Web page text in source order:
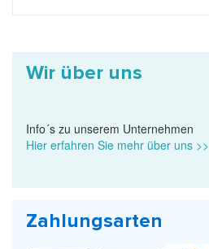
Wir über uns
Info´s zu unserem Unternehmen
Hier erfahren Sie mehr über uns >>
Zahlungsarten